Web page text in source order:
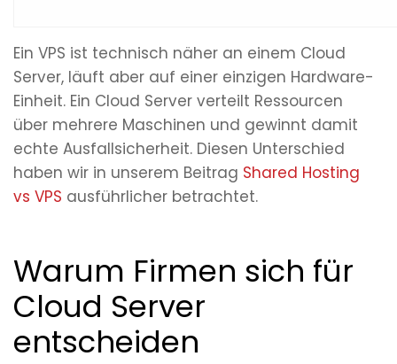
Ein VPS ist technisch näher an einem Cloud
Server, läuft aber auf einer einzigen Hardware-
Einheit. Ein Cloud Server verteilt Ressourcen
über mehrere Maschinen und gewinnt damit
echte Ausfallsicherheit. Diesen Unterschied
haben wir in unserem Beitrag Shared Hosting
vs VPS ausführlicher betrachtet.
Warum Firmen sich für
Cloud Server
entscheiden